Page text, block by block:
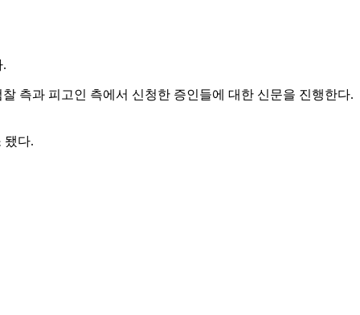
.
측과 피고인 측에서 신청한 증인들에 대한 신문을 진행한다.
됐다.